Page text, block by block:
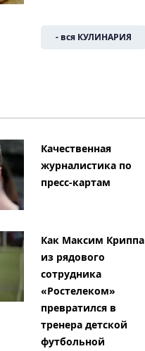
- вся КУЛИНАРИЯ
Качественная
журналистика по
пресс-картам
Как Максим Криппа
из рядового
сотрудника
«Ростелеком»
превратился в
тренера детской
футбольной